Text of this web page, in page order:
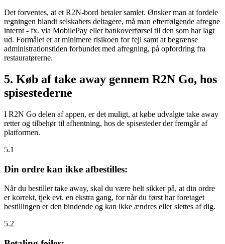
Det forventes, at et R2N-bord betaler samlet. Ønsker man at fordele
regningen blandt selskabets deltagere, må man efterfølgende afregne
internt - fx. via MobilePay eller bankoverførsel til den som har lagt
ud. Formålet er at minimere risikoen for fejl samt at begrænse
administrationstiden forbundet med afregning, på opfordring fra
restauratørerne.
5. Køb af take away gennem R2N Go, hos
spisestederne
I R2N Go delen af appen, er det muligt, at købe udvalgte take away
retter og tilbehør til afhentning, hos de spisesteder der fremgår af
platformen.
5.1
Din ordre kan ikke afbestilles:
Når du bestiller take away, skal du være helt sikker på, at din ordre
er korrekt, tjek evt. en ekstra gang, for når du først har foretaget
bestillingen er den bindende og kan ikke ændres eller slettes af dig.
5.2